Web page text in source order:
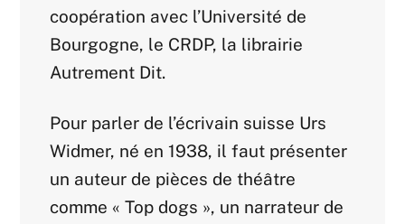
coopération avec l’Université de
Bourgogne, le CRDP, la librairie
Autrement Dit.
Pour parler de l’écrivain suisse Urs
Widmer, né en 1938, il faut présenter
un auteur de pièces de théâtre
comme « Top dogs », un narrateur de